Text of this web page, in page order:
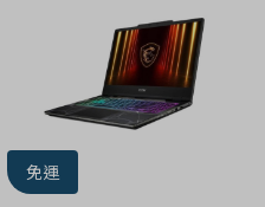
免運